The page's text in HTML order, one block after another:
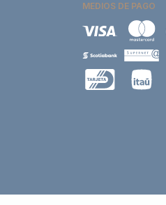
MEDIOS DE PAGO